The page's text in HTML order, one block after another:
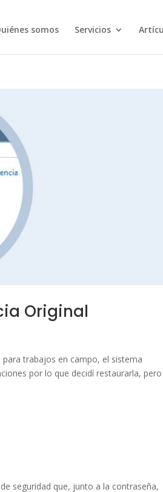
somos Servicios
Original
trabajos en campo, el sistema
por lo que decidí restaurarla,
seguridad que, junto a la contraseña,